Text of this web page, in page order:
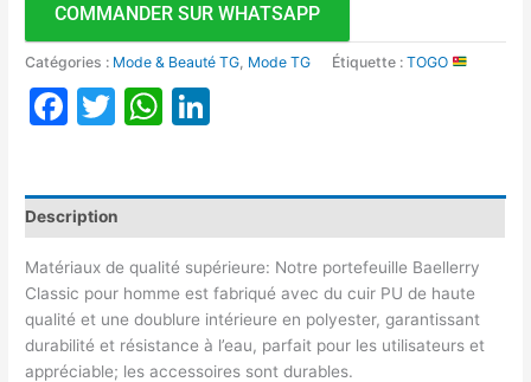
COMMANDER SUR WHATSAPP
Catégories : Mode & Beauté TG Mode TG Étiquette :TOGO
Facebook
TwitterWhatsApp
Description
Matériaux de qualité supérieure: Notre portefeuille Baellerry
Classic pour homme est fabriqué avec du cuir PU de haute
qualité et une doublure intérieure en polyester, garantissant
durabilité et résistance à l’eau, parfait pour les utilisateurs et
appréciable; les accessoires sont durables.